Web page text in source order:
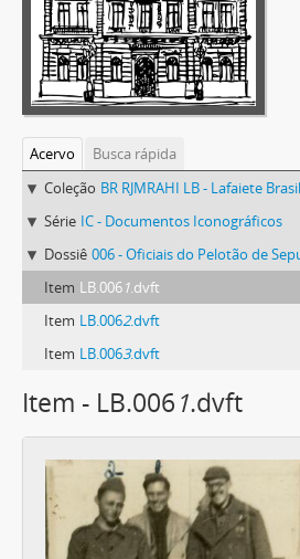
Acervo
Busca rápida
Coleção BR RJMRAHI LB - Lafaiete
Série IC - Documentos Iconográficos
Dossiê 006 - Oficiais do Pelotão de
Item LB.0061.dvft
Item LB.0062.dvft
Item LB.0063.dvft
Item - LB.0061.dvft